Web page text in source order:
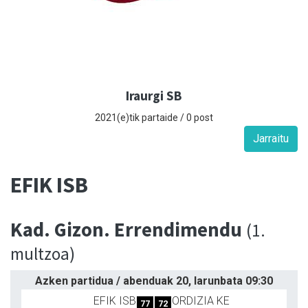
Iraurgi SB
2021(e)tik partaide / 0 post
Jarraitu
EFIK ISB
Kad. Gizon. Errendimendu (1.
multzoa)
Azken partidua / abenduak 20, larunbata 09:30
EFIK ISB 77 72 ORDIZIA KE